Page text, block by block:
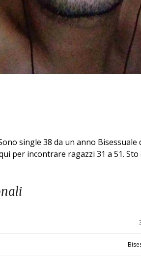
single 38 da un anno
per incontrare ragazzi 31 a 51.